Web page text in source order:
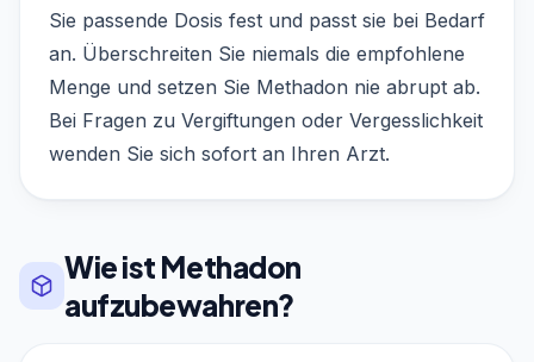
Sie passende Dosis fest und passt sie bei Bedarf
an. Überschreiten Sie niemals die empfohlene
Menge und setzen Sie Methadon nie abrupt ab.
Bei Fragen zu Vergiftungen oder Vergesslichkeit
wenden Sie sich sofort an Ihren Arzt.
Wie ist Methadon
aufzubewahren?